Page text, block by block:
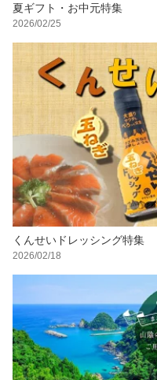
夏ギフト・お中元特集
2026/02/25
くんせいドレッシング特集
2026/02/18